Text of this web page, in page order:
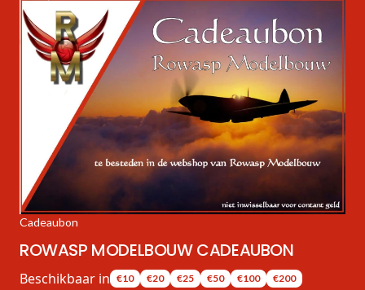
Cadeaubon
ROWASP MODELBOUW CADEAUBON
Beschikbaar in €10 €20 €25 €50 €100 €200